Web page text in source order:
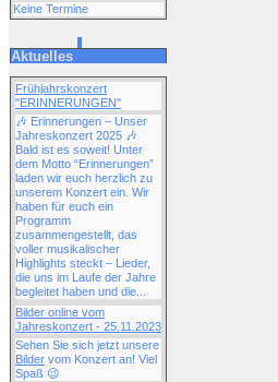
Keine Termine
Aktuelles
Frühjahrskonzert
"ERINNERUNGEN"
🎶 Erinnerungen – Unser
Jahreskonzert 2025 🎶
Bald ist es soweit! Unter
dem Motto “Erinnerungen”
laden wir euch herzlich zu
unserem Konzert ein. Wir
haben für euch ein
Programm
zusammengestellt, das
voller musikalischer
Highlights steckt – Lieder,
die uns im Laufe der Jahre
begleitet haben und die...
Bilder online vom
Jahreskonzert - 25.11.2023
Sehen Sie sich jetzt unsere
Bilder vom Konzert an! Viel
Spaß 😉